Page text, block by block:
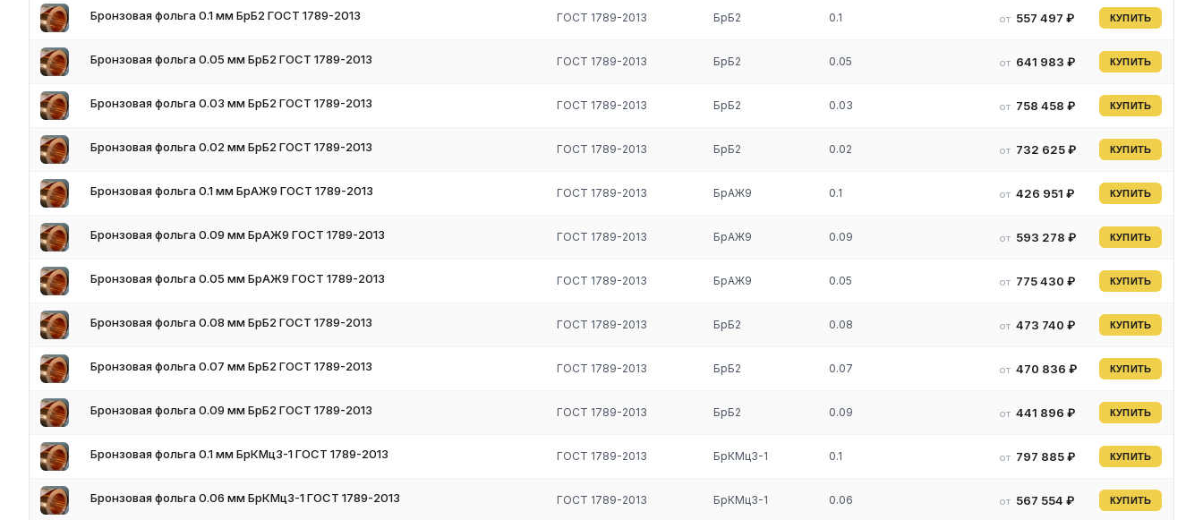
Сводом нормативовГОСТа 10025-78точно предписаны процесс выпуска, марки стартового сырья, допуски, калибровка,
маркировка, транспортировка, условия хранение, срок годности бронзовой фольги.
Государственный стандарт исключает наличие на поверхности бронзовой фольги таких дефектов как: локальные потемнения, риски,
трещины, расслоения, волнистость, перегибы, вздутия, плен. На торцах не должно быть надрывов, скол и загибов.
Особенности производства
Выпуск осуществляется по трем технологиям:
горячекатаным способом (Т-твердая).
выполняется в несколько приемов, то есть заготовка фольгируется (прокатывается) до тех пор, пока не получится изделие с точно
заданной толщиной.
Посредством электролитического осаждения.
Производство фольги выполняется на специальной гальванической установке. При таком процессе металл выделяется на катоде
при прохождении через электролит постоянного тока. Электролитическая тонкопленочная бронзовая металлопродукция
- блестящая.
Классификация
Бронзовая фольга систематизируется по точности изготовления:
Н -нормальная;
По толщине изделия группируется на три категории:
Бронзовая фольга 0.1 мм БрБ2 ГОСТ 1789-2013 ГОСТ 1789-2013 БрБ2 0.1 от 557 497 ₽ КУПИТЬ
Бронзовая фольга 0.05 мм БрБ2 ГОСТ 1789-2013 ГОСТ 1789-2013 БрБ2 0.05 от 641 983 ₽ КУПИТЬ
Бронзовая фольга 0.03 мм БрБ2 ГОСТ 1789-2013 ГОСТ 1789-2013 БрБ2 0.03 от 758 458 ₽ КУПИТЬ
Бронзовая фольга 0.02 мм БрБ2 ГОСТ 1789-2013 ГОСТ 1789-2013 БрБ2 0.02 от 732 625 ₽ КУПИТЬ
Бронзовая фольга 0.1 мм БрАЖ9 ГОСТ 1789-2013 ГОСТ 1789-2013 БрАЖ9 0.1 от 426 951 ₽ КУПИТЬ
Бронзовая фольга 0.09 мм БрАЖ9 ГОСТ 1789-2013 ГОСТ 1789-2013 БрАЖ9 0.09 от 593 278 ₽ КУПИТЬ
Бронзовая фольга 0.05 мм БрАЖ9 ГОСТ 1789-2013 ГОСТ 1789-2013 БрАЖ9 0.05 от 775 430 ₽ КУПИТЬ
Бронзовая фольга 0.08 мм БрБ2 ГОСТ 1789-2013 ГОСТ 1789-2013 БрБ2 0.08 от 473 740 ₽ КУПИТЬ
Бронзовая фольга 0.07 мм БрБ2 ГОСТ 1789-2013 ГОСТ 1789-2013 БрБ2 0.07 от 470 836 ₽ КУПИТЬ
Бронзовая фольга 0.09 мм БрБ2 ГОСТ 1789-2013 ГОСТ 1789-2013 БрБ2 0.09 от 441 896 ₽ КУПИТЬ
Бронзовая фольга 0.1 мм БрКМц3-1 ГОСТ 1789-2013 ГОСТ 1789-2013 БрКМц3-1 0.1 от 797 885 ₽ КУПИТЬ
Бронзовая фольга 0.06 мм БрКМц3-1 ГОСТ 1789-2013 ГОСТ 1789-2013 БрКМц3-1 0.06 от 567 554 ₽ КУПИТЬ